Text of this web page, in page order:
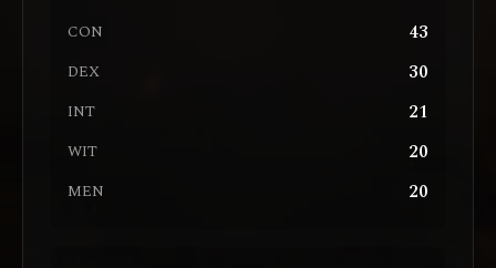
CON 43
DEX 30
INT 21
WIT 20
MEN 20